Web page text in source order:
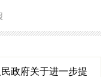
政府关于进一步提